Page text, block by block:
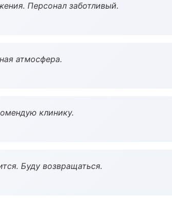
Персонал заботливый.
атмосфера.
клинику.
Буду возвращаться.